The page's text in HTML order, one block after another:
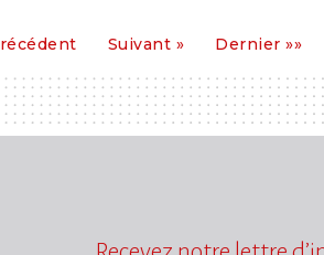
Précédent
Suivant
Suivant » Dernier
Dernier »»